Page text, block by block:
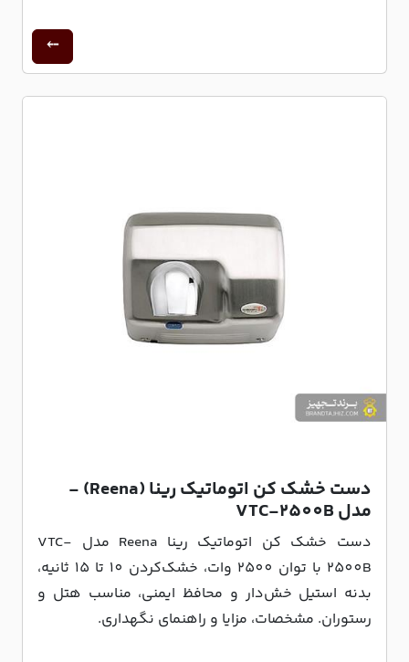
دست خشک کن اتوماتیک رینا (Reena) -
مدل VTC-2500B
دست خشک کن اتوماتیک رینا Reena مدل VTC-
2500B با توان 2500 وات، خشک‌کردن 10 تا 15 ثانیه،
بدنه استیل خش‌دار و محافظ ایمنی، مناسب هتل و
رستوران. مشخصات، مزایا و راهنمای نگهداری.